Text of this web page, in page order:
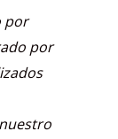
por
por